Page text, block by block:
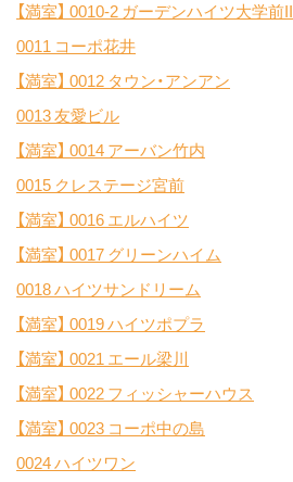
【満室】 0010-2 ガーデンハイツ大学前II
0011 コーポ花井
【満室】 0012 タウン・アンアン
0013 友愛ビル
【満室】 0014 アーバン竹内
0015 クレステージ宮前
【満室】 0016 エルハイツ
【満室】 0017 グリーンハイム
0018 ハイツサンドリーム
【満室】 0019 ハイツポプラ
【満室】 0021 エール梁川
【満室】 0022 フィッシャーハウス
【満室】 0023 コーポ中の島
0024 ハイツワン